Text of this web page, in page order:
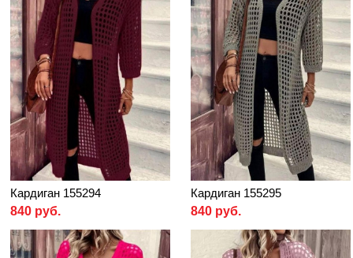
Кардиган 155294
840 руб.
Кардиган 155295
840 руб.